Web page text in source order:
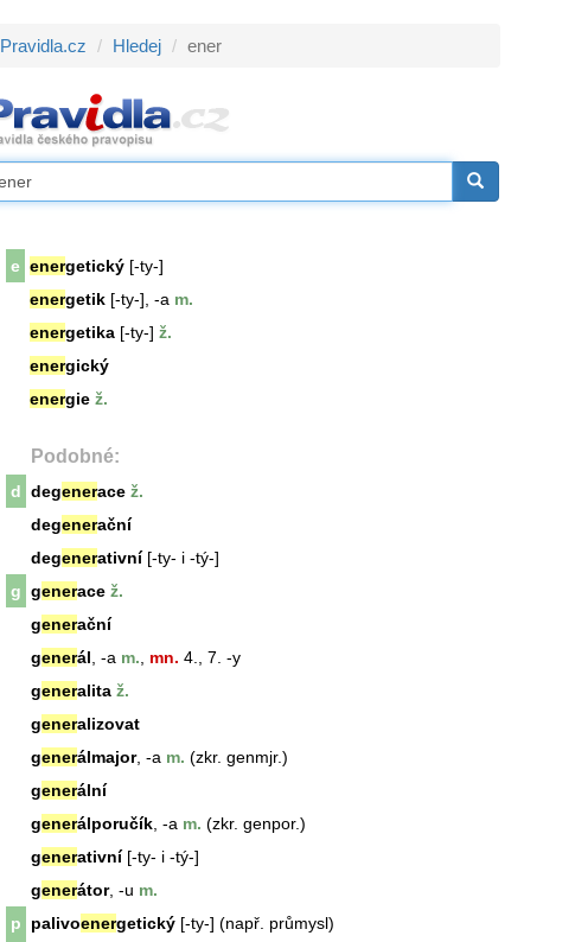
Pravidla.cz Hledej ener
e energetický [-ty-]
energetik [-ty-], -a m.
energetika [-ty-] ž.
energický
energie ž.
Podobné:
d degenerace ž.
degenerační
degenerativní[-ty- i -tý-]
g generace ž.
generační
generál , -a m. mn. 4., 7. -y
generalita ž.
generalizovat
generálmajor, -a m. (zkr. genmjr.)
generální
generálporučík , -a m. (zkr. genpor.)
generativní[-ty- i -tý-]
generátor, -u m.
p
palivoenergetický [-ty-] (např. průmysl)